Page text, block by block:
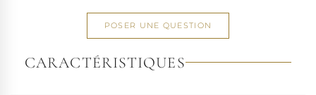
une large gamme de pointures. Parce qu'un style ne
devrait jamais se réduire à une question de centimètres, la
marque défend une idée simple : permettre à chacun
d'exprimer, sans contrainte, qui il veut être.
POSER UNE QUESTION
CARACTÉRISTIQUES